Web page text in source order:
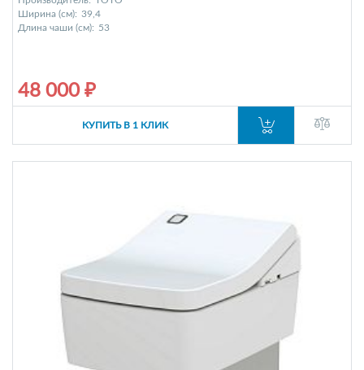
Ширина (см): 39,4
Длина чаши (см): 53
48 000 ₽
КУПИТЬ В 1 КЛИК